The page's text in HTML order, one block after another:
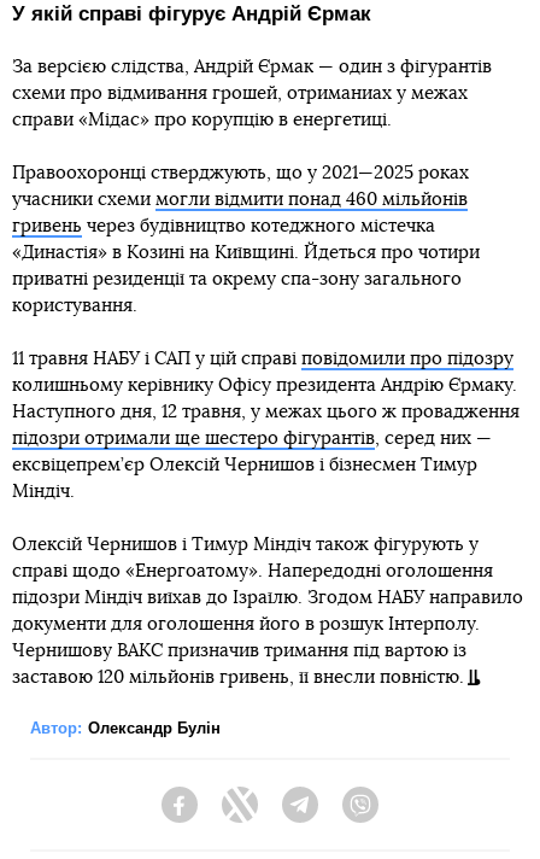
У якій справі фігурує Андрій Єрмак
За версією слідства, Андрій Єрмак — один з фігурантів
схеми про відмивання грошей, отриманиах у межах
справи «Мідас» про корупцію в енергетиці.
Правоохоронці стверджують, що у 2021—2025 роках
учасники схеми могли відмити понад 460 мільйонів
гривень через будівництво котеджного містечка
«Династія» в Козині на Київщині. Йдеться про чотири
приватні резиденції та окрему спа-зону загального
користування.
11 травня НАБУ і САП у цій справі повідомили про підозру
колишньому керівнику Офісу президента Андрію Єрмаку.
Наступного дня, 12 травня, у межах цього ж провадження
підозри отримали ще шестеро фігурантів , серед них —
ексвіцепрем’єр Олексій Чернишов і бізнесмен Тимур
Міндіч.
Олексій Чернишов і Тимур Міндіч також фігурують у
справі щодо «Енергоатому». Напередодні оголошення
підозри Міндіч виїхав до Ізраїлю. Згодом НАБУ направило
документи для оголошення його в розшук Інтерполу.
Чернишову ВАКС призначив тримання під вартою із
заставою 120 мільйонів гривень, її внесли повністю.
Автор: Олександр Булін
FacebookTwitter Telegram